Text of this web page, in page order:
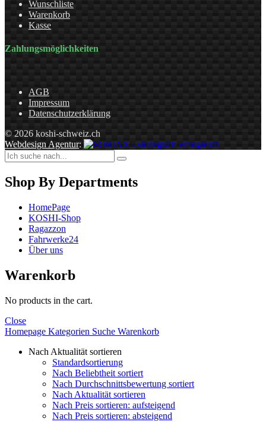
Wunschliste
Warenkorb
Kasse
Zahlungsmöglichkeiten
AGB
Impressum
Datenschutzerklärung
© 2026 koshi-schweiz.ch
Webdesign Agentur:
Shop By Departments
HomePage
KOSHI-Shop
Ragazzon
Fahrwerke24
Über uns
Warenkorb
No products in the cart.
Close
Homepage Kategorien Suche Warenkorb
Nach Aktualität sortieren
Standardsortierung
Nach Beliebtheit sortiert
Nach Durchschnittsbewertung sortiert
Nach Aktualität sortieren
Nach Preis sortieren: aufsteigend
Nach Preis sortieren: absteigend